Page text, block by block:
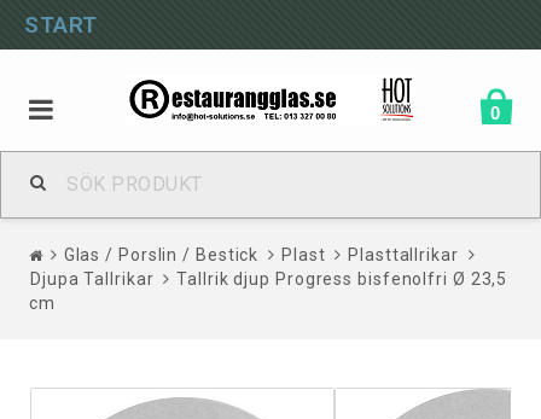
START
0
Glas / Porslin / Bestick Plast
Plasttallrikar
Djupa Tallrikar
Tallrik djup Progress bisfenolfri Ø 23,5
cm